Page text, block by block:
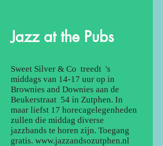
Jazz at the Pubs
Sweet Silver & Co treedt 's
middags van 14-17 uur op in
Brownies and Downies aan de
Beukerstraat 54 in Zutphen. In
maar liefst 17 horecagelegenheden
zullen die middag diverse
jazzbands te horen zijn. Toegang
gratis. www.jazzandsozutphen.nl